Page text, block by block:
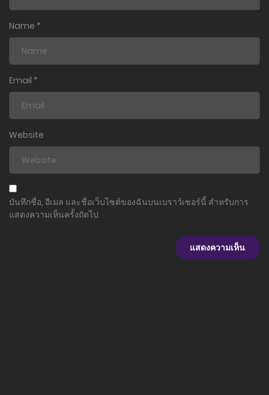
ตอนที่ 28
ตอนที่ 27
4 พฤศจิกายน 2023
ตอนที่ 26
4 พฤศจิกายน 2023
ตอนที่ 25
4 พฤศจิกายน 2023
ตอนที่ 24
4 พฤศจิกายน 2023
Name *
Email *
Website
บันทึกชื่อ, อีเมล และชื่อเว็บไซต์ของฉันบนเบราว์เซอร์นี้ สำหรับการ
แสดงความเห็นครั้งถัดไป